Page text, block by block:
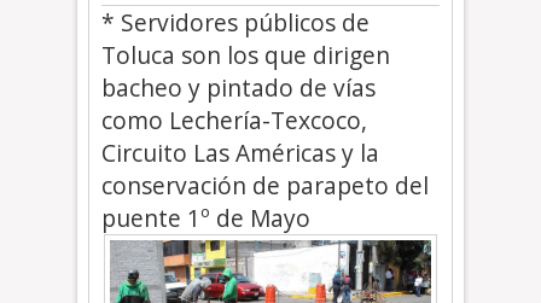
* Servidores públicos de
Toluca son los que dirigen
bacheo y pintado de vías
como Lechería-Texcoco,
Circuito Las Américas y la
conservación de parapeto del
puente 1º de Mayo